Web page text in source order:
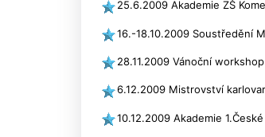
25.6.2009 Akademie ZŠ
16.-18.10.2009 Soustředění
28.11.2009 Vánoční
6.12.2009 Mistrovství
10.12.2009 Akademie